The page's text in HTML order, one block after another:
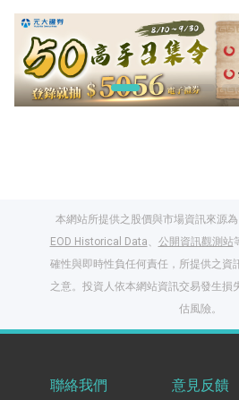
本網站所提供之股價與市場資訊來源為
EOD Historical Data、 公開資訊觀測站
確性與即時性負任何責任，所提供之資
之意。投資人依本網站資訊交易發生損
估風險。
聯絡我們 意見反饋